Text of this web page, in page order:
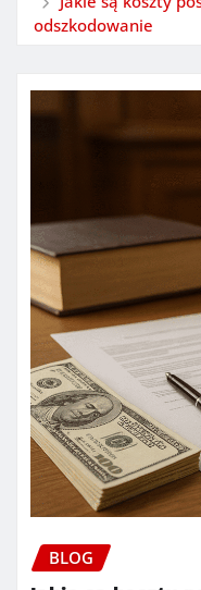
odszkodowanie
BLOG